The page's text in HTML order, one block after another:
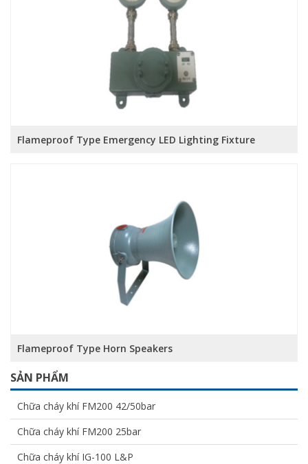
Flameproof Type Emergency LED Lighting Fixture
Flameproof Type Horn Speakers
SẢN PHẨM
Chữa cháy khí FM200 42/50bar
Chữa cháy khí FM200 25bar
Chữa cháy khí IG-100 L&P